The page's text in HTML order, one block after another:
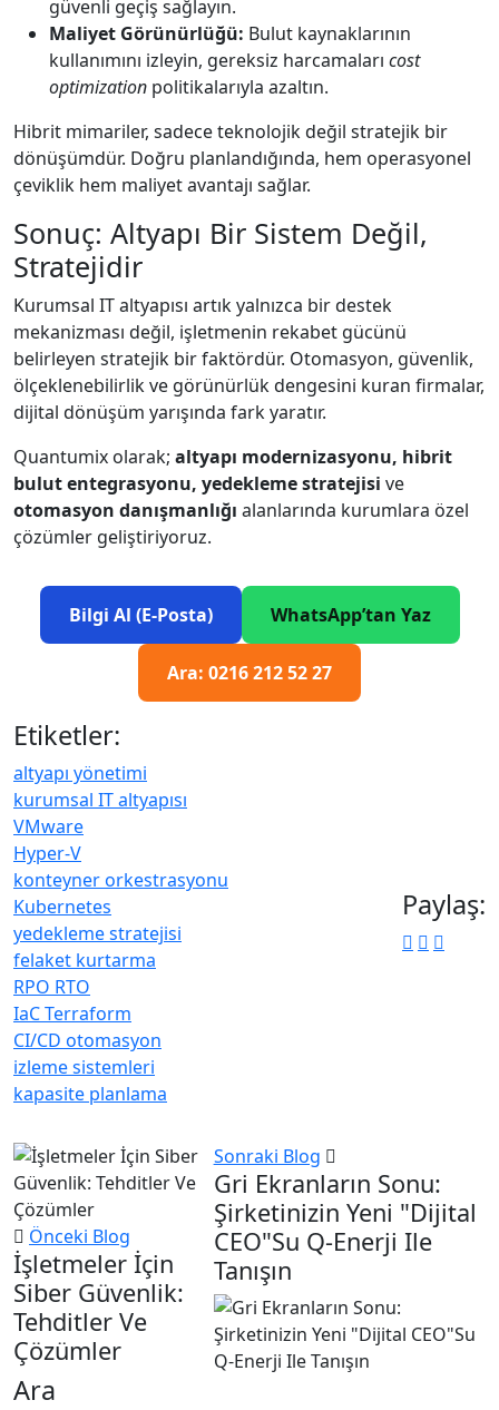
güvenli geçiş sağlayın.
Maliyet Görünürlüğü: Bulut kaynaklarının
kullanımını izleyin, gereksiz harcamaları cost
optimization politikalarıyla azaltın.
Hibrit mimariler, sadece teknolojik değil stratejik bir
dönüşümdür. Doğru planlandığında, hem operasyonel
çeviklik hem maliyet avantajı sağlar.
Sonuç: Altyapı Bir Sistem Değil,
Stratejidir
Kurumsal IT altyapısı artık yalnızca bir destek
mekanizması değil, işletmenin rekabet gücünü
belirleyen stratejik bir faktördür. Otomasyon, güvenlik,
ölçeklenebilirlik ve görünürlük dengesini kuran firmalar,
dijital dönüşüm yarışında fark yaratır.
Quantumix olarak; altyapı modernizasyonu, hibrit
bulut entegrasyonu, yedekleme stratejisi ve
otomasyon danışmanlığı alanlarında kurumlara özel
çözümler geliştiriyoruz.
Bilgi Al (E-Posta) WhatsApp’tan Yaz
Ara: 0216 212 52 27
Etiketler:
altyapı yönetimi
kurumsal IT altyapısı
VMware
Hyper-V
konteyner orkestrasyonu
Kubernetes
yedekleme stratejisi
felaket kurtarma
RPO RTO
IaC Terraform
CI/CD otomasyon
izleme sistemleri
kapasite planlama
Paylaş:
Önceki Blog
İşletmeler İçin
Siber Güvenlik:
Tehditler Ve
Çözümler
Sonraki Blog
Gri Ekranların Sonu:
Şirketinizin Yeni "Dijital
CEO"su Q-Enerji Ile
Tanışın
Ara